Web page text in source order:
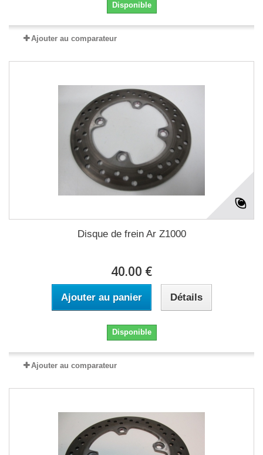
Disponible
Ajouter au comparateur
Disque de frein Ar Z1000
40.00 €
Ajouter au panier Détails
Disponible
Ajouter au comparateur